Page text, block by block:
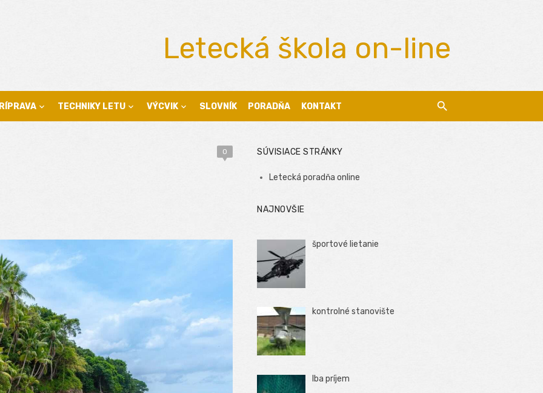
Letecká škola on-line
TECHNIKY LETU VÝCVIK SLOVNÍK PORADŇA KONTAKT
0 SÚVISIACE STRÁNKY
Letecká poradňa online
NAJNOVŠIE
športové lietanie
kontrolné stanovište
Iba príjem